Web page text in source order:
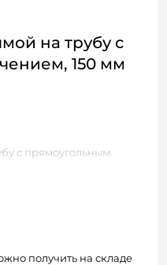
на трубу с
150 мм
с прямоугольным
получить на складе